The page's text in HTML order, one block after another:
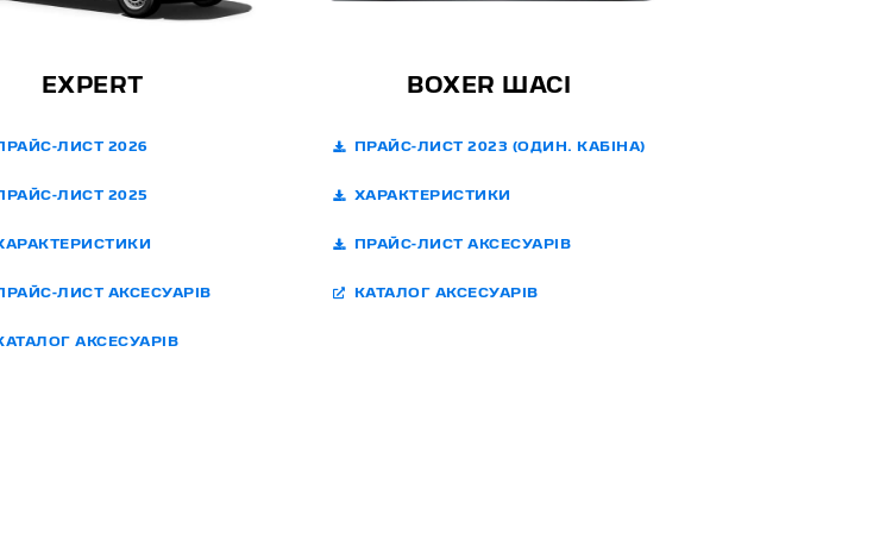
EXPERT
ЛИСТ 2026
ЛИСТ 2025
ЛИСТ АКСЕСУАРІВ
АКСЕСУАРІВ
BOXER ШАСІ
ПРАЙС-ЛИСТ 2023 (ОДИН. КАБІНА)
ХАРАКТЕРИСТИКИ
ПРАЙС-ЛИСТ АКСЕСУАРІВ
КАТАЛОГ АКСЕСУАРІВ